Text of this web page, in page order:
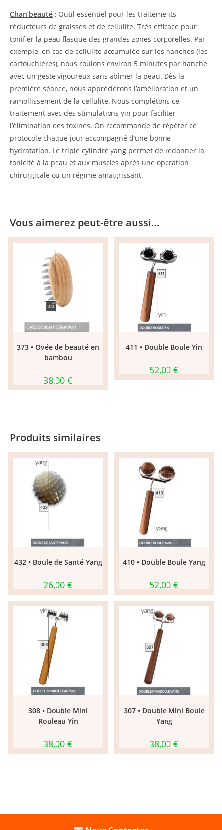
Chan’beauté : Outil essentiel pour les traitements
réducteurs de graisses et de cellulite. Très efficace pour
tonifier la peau flasque des grandes zones corporelles. Par
exemple, en cas de cellulite accumulée sur les hanches (les
cartouchières), nous roulons environ 5 minutes par hanche
avec un geste vigoureux sans abîmer la peau. Dès la
première séance, nous apprécierons l’amélioration et un
ramollissement de la cellulite. Nous complétons ce
traitement avec des stimulations yin pour faciliter
l’élimination des toxines. On recommande de répéter ce
protocole chaque jour accompagné d’une bonne
hydratation. Le triple cylindre yang permet de redonner la
tonicité à la peau et aux muscles après une opération
chirurgicale ou un régime amaigrissant.
Vous aimerez peut-être aussi…
373 • Ovée de beauté en
bambou
38,00 €
411 • Double Boule Yin
52,00 €
Produits similaires
432 • Boule de Santé Yang
26,00 €
410 • Double Boule Yang
52,00 €
308 • Double Mini
Rouleau Yin
38,00 €
307 • Double Mini Boule
Yang
38,00 €